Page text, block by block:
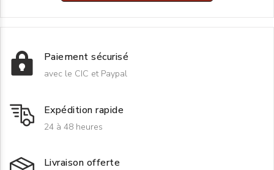
Paiement sécurisé
avec le CIC et Paypal
Expédition rapide
24 à 48 heures
Livraison offerte